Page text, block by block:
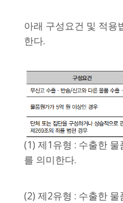
아래 구성요건 및 적용
한다.
(1) 제1유형 : 수출한
를 의미한다.
(2) 제2유형 : 수출한